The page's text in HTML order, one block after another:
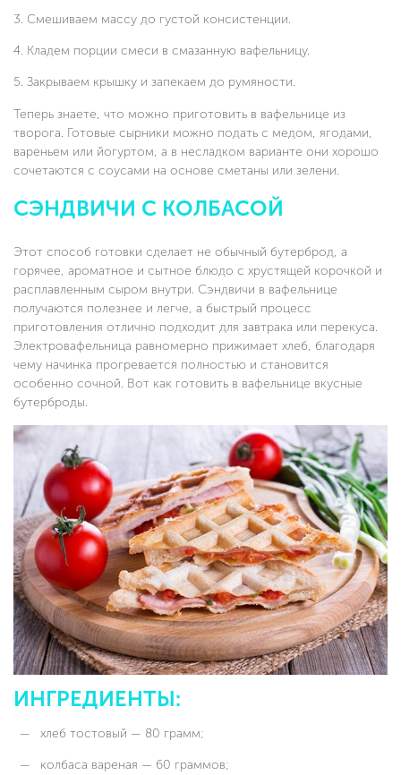
Смешиваем массу до густой консистенции.
Кладем порции смеси в смазанную вафельницу.
Закрываем крышку и запекаем до румяности.
Теперь знаете, что можно приготовить в вафельнице из
творога. Готовые сырники можно подать с медом, ягодами,
вареньем или йогуртом, а в несладком варианте они хорошо
сочетаются с соусами на основе сметаны или зелени.
СЭНДВИЧИ С КОЛБАСОЙ
Этот способ готовки сделает не обычный бутерброд, а
горячее, ароматное и сытное блюдо с хрустящей корочкой и
расплавленным сыром внутри. Сэндвичи в вафельнице
получаются полезнее и легче, а быстрый процесс
приготовления отлично подходит для завтрака или перекуса.
Электровафельница равномерно прижимает хлеб, благодаря
чему начинка прогревается полностью и становится
особенно сочной. Вот как готовить в вафельнице вкусные
бутерброды.
ИНГРЕДИЕНТЫ:
хлеб тостовый — 80 грамм;
колбаса вареная — 60 граммов;